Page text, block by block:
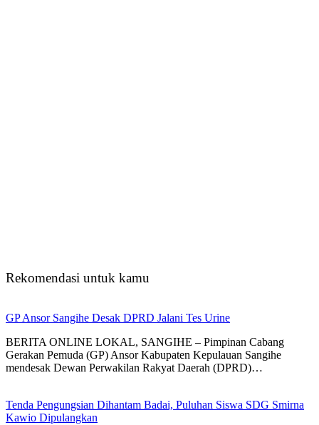
Rekomendasi untuk kamu
GP Ansor Sangihe Desak DPRD Jalani Tes Urine
BERITA ONLINE LOKAL, SANGIHE – Pimpinan Cabang
Gerakan Pemuda (GP) Ansor Kabupaten Kepulauan Sangihe
mendesak Dewan Perwakilan Rakyat Daerah (DPRD)…
Tenda Pengungsian Dihantam Badai, Puluhan Siswa SDG Smirna
Kawio Dipulangkan